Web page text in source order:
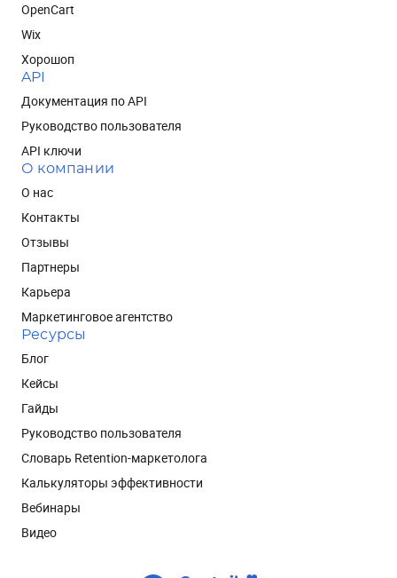
OpenCart
Wix
Хорошоп
API
Документация по API
Руководство пользователя
API ключи
О компании
О нас
Контакты
Отзывы
Партнеры
Карьера
Маркетинговое агентство
Ресурсы
Блог
Кейсы
Гайды
Руководство пользователя
Словарь Retention-маркетолога
Калькуляторы эффективности
Вебинары
Видео